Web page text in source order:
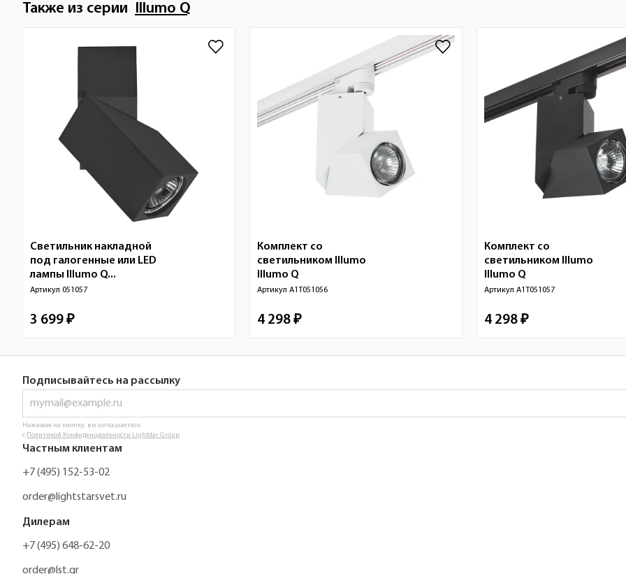
Также из серии Illumo Q
Светильник накладной
под галогенные или LED
лампы Illumo Q...
Артикул 051057
3 699 ₽
Комплект со
светильником Illumo
Illumo Q
Артикул A1T051056
4 298 ₽
Комплект со
светильником Illumo
Illumo Q
Артикул A1T051057
4 298 ₽
Подписывайтесь на рассылку
Нажимая на кнопку, вы соглашаетесь
с Политикой Конфиденциальности Lightstar Group
Частным клиентам
+7 (495) 152-53-02
order@lightstarsvet.ru
Дилерам
+7 (495) 648-62-20
order@lst.gr